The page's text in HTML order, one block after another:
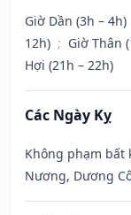
Giờ Dần (3h – 4h)
12h) ; Giờ Thân
Hợi (21h – 22h)
Các Ngày Kỵ
Không phạm bất
Nương, Dương